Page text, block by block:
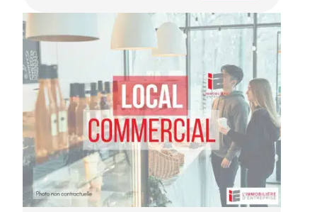
une activité commerciale dans de bonnes
conditions. Ils comprennent également un arrière-
magasin offrant un espace de stockage et
d'organisation complémentaire. L'ensemble
développe une surface totale d'environ 110 m²,
offrant de beaux volumes et de nombreuses
possibilités d'aménagement selon le projet du
futur exploitant. Le loyer mensuel s'élève à 1 029 €
HT. Conditions de la cession : nous consulter.